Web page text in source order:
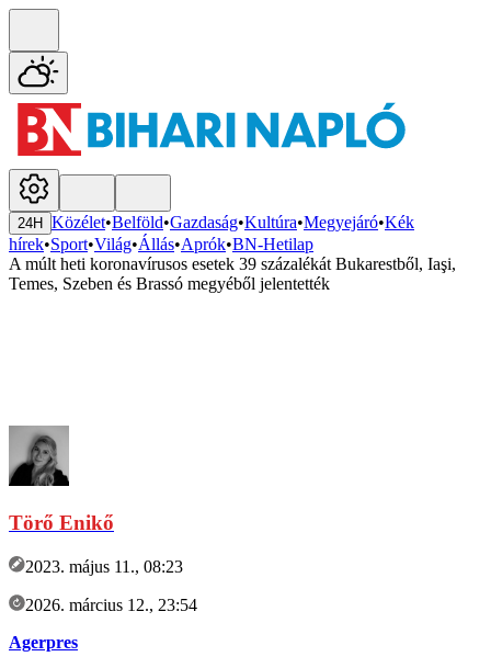
24H Közélet•Belföld•Gazdaság•Kultúra•Megyejáró•Kék
hírek•Sport•Világ•Állás•Aprók•BN-Hetilap
A múlt heti koronavírusos esetek 39 százalékát Bukarestből, Iaşi,
Temes, Szeben és Brassó megyéből jelentették
Törő Enikő
2023. május 11., 08:23
2026. március 12., 23:54
Agerpres